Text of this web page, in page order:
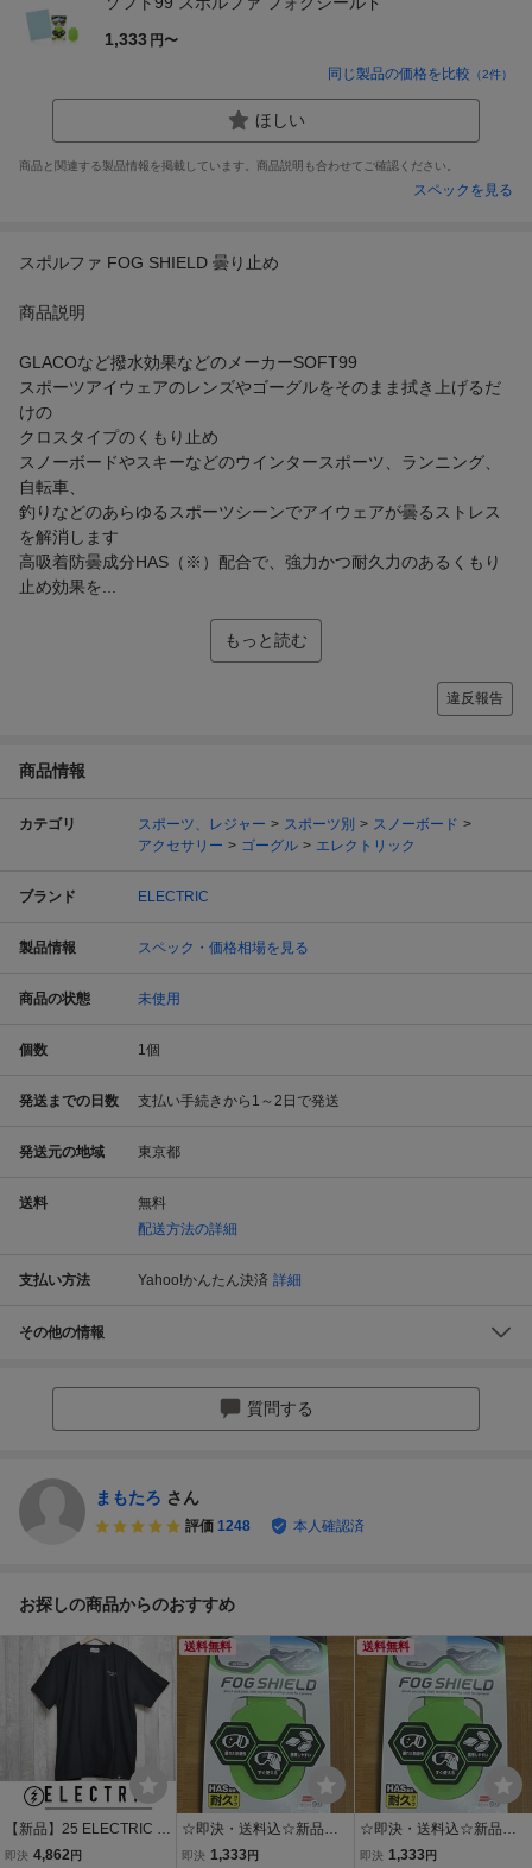
1,333 円〜
同じ製品の価格を比較 （2件）
ほしい
商品と関連する製品情報を掲載しています。商品説明も合わせてご確認ください。
スペックを見る
スポルファ FOG SHIELD 曇り止め
商品説明
GLACOなど撥水効果などのメーカーSOFT99
スポーツアイウェアのレンズやゴーグルをそのまま拭き上げるだ
けの
クロスタイプのくもり止め
スノーボードやスキーなどのウインタースポーツ、ランニング、
自転車、
釣りなどのあらゆるスポーツシーンでアイウェアが曇るストレス
を解消します
高吸着防曇成分HAS（※）配合で、強力かつ耐久力のあるくもり
止め効果を...
もっと読む
違反報告
商品情報
カテゴリ スポーツ、レジャー スポーツ別
スノーボード
アクセサリー
ゴーグル エレクトリック
ブランド ELECTRIC
製品情報 スペック・価格相場を見る
商品の状態 未使用
個数 1個
発送までの日数 支払い手続きから1～2日で発送
発送元の地域 東京都
送料
無料
配送方法の詳細
支払い方法 Yahoo!かんたん決済 詳細
その他の情報
質問する
まもたろ さん
評価 1248 本人確認済
お探しの商品からのおすすめ
【新品】25 ELECTRIC U
NDERVOLT DOT CAMO
即決 4,862 円
送料無料
☆即決・送料込☆新品☆S
OFT99 スポルファ FOG S
即決 1,333 円
送料無料
☆即決・送料込☆新品☆S
OFT99 スポルファ FOG S
即決 1,333 円